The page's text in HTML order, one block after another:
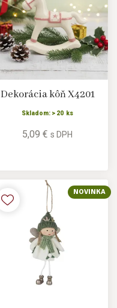
Dekorácia kôň X4201
Skladom: > 20 ks
5,09 €s DPH
NOVINKA